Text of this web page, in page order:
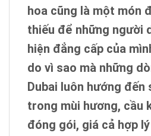
hoa cũng là một món
thiếu để những người
hiện đẳng cấp của
do vì sao mà những
Dubai luôn hướng đến
trong mùi hương, cầu
đóng gói, giá cả hợp